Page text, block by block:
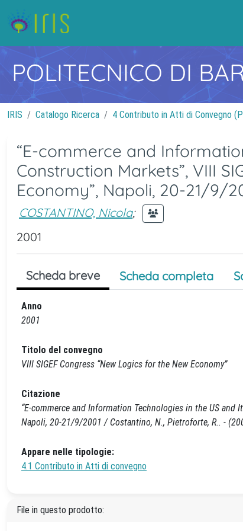
POLITECNICO DI
IRIS Catalogo Ricerca 4 Contributo in Atti di Convegno
“E-commerce and
Construction Markets”, VIII
Economy”, Napoli, 20-21/9/
COSTANTINO, Nicola;
2001
Scheda breve Scheda completa
Anno
2001
Titolo del convegno
VIII SIGEF Congress “New Logics for the New Economy”
Citazione
“E-commerce and Information Technologies in the US and
Napoli, 20-21/9/2001 / Costantino, N., Pietroforte, R.. -
Appare nelle tipologie:
4.1 Contributo in Atti di convegno
File in questo prodotto: